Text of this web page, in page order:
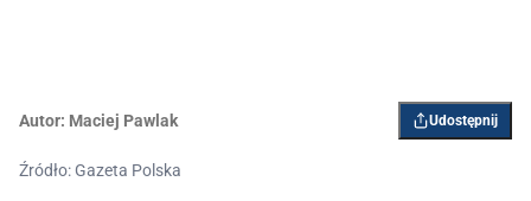
Autor: Maciej Pawlak Udostępnij
Źródło: Gazeta Polska